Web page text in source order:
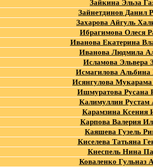
Зайкина Эльза
Зайнетдинов Данил
Захарова Айгуль
Ибрагимова Олеся
Иванова Екатерина
Иванова Людмила
Исламова Эльвера
Исмагилова Альбина
Исянгулова
Ишмуратова Русана
Калимуллин Рустам
Карамзина Ксения
Карпова Валерия
Каяшева Гузель
Киселева Татьяна
Кнеспель Нина
Коваленко Гульназ